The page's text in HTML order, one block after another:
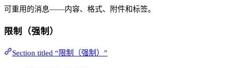
可重用的消息——内容、格式、附件和标签。
限制（强制）
Section titled “限制（强制）”